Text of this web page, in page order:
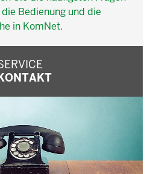
Bedienung und die
in KomNet.